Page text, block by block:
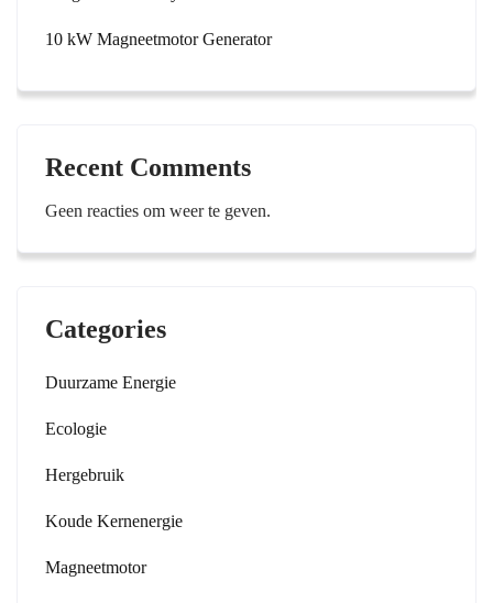
10 kW Magneetmotor Generator
Recent Comments
Geen reacties om weer te geven.
Categories
Duurzame Energie
Ecologie
Hergebruik
Koude Kernenergie
Magneetmotor